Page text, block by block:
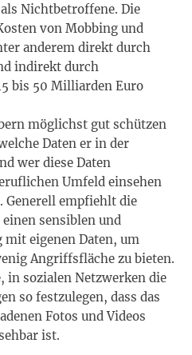
Nichtbetroffene. Die
von Mobbing und
anderem direkt durch
indirekt durch
bis 50 Milliarden Euro
möglichst gut schützen
Daten er in der
wer diese Daten
Umfeld einsehen
Generell empfiehlt die
sensiblen und
mit eigenen Daten, um
Angriffsfläche zu bieten.
in sozialen Netzwerken die
so festzulegen, dass das
Fotos und Videos
ist.